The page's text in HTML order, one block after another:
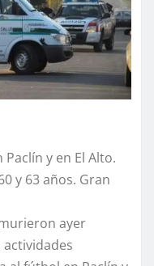
y en El Alto.
y 63 años. Gran
ayer